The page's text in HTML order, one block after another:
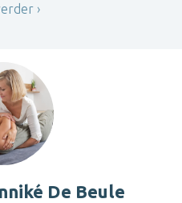
De Beule